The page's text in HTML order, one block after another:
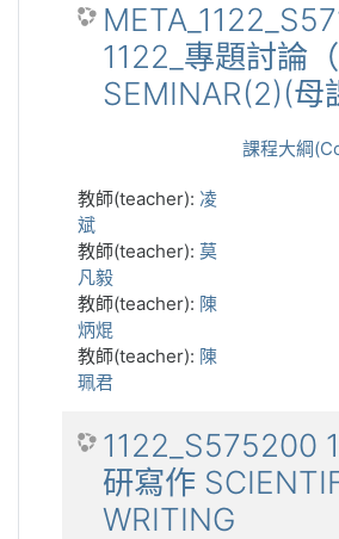
1122_專題討論（
SEMINAR(2)(母
課程大綱
教師(teacher): 凌
斌
教師(teacher): 莫
凡毅
教師(teacher): 陳
炳焜
教師(teacher): 陳
珮君
1122_S575200
研寫作
WRITING